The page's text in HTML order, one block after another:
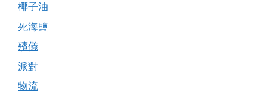
椰子油
死海鹽
殯儀
派對
物流